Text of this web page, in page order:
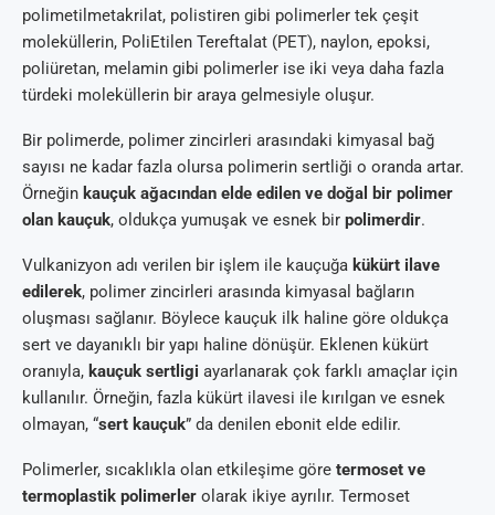
polimetilmetakrilat, polistiren gibi polimerler tek çeşit
moleküllerin, PoliEtilen Tereftalat (PET), naylon, epoksi,
poliüretan, melamin gibi polimerler ise iki veya daha fazla
türdeki moleküllerin bir araya gelmesiyle oluşur.
Bir polimerde, polimer zincirleri arasındaki kimyasal bağ
sayısı ne kadar fazla olursa polimerin sertliği o oranda artar.
Örneğin kauçuk ağacından elde edilen ve doğal bir polimer
olan kauçuk, oldukça yumuşak ve esnek bir polimerdir.
Vulkanizyon adı verilen bir işlem ile kauçuğa kükürt ilave
edilerek, polimer zincirleri arasında kimyasal bağların
oluşması sağlanır. Böylece kauçuk ilk haline göre oldukça
sert ve dayanıklı bir yapı haline dönüşür. Eklenen kükürt
oranıyla, kauçuk sertligi ayarlanarak çok farklı amaçlar için
kullanılır. Örneğin, fazla kükürt ilavesi ile kırılgan ve esnek
olmayan, “sert kauçuk” da denilen ebonit elde edilir.
Polimerler, sıcaklıkla olan etkileşime göre termoset ve
termoplastik polimerler olarak ikiye ayrılır. Termoset